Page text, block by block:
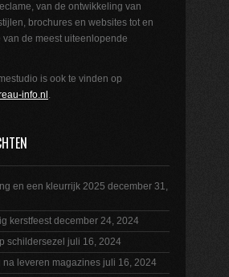
van de ontwikkeling van
brochures en websites tot en
van de meest uiteenlopende
is ook te vinden op
info.nl .
en een kleurrijk 2025 december 31,
kerstfeest december 24, 2024
schildersezel juli 16, 2024
na leveren magazines juli 16, 2024